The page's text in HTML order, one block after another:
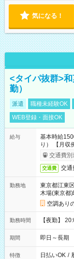
気になる！
<タイパ抜群>
勤）
派遣 職種未経験OK
WEB登録・面接OK
給与
基本時給
り） 【月収
合）交通費別
交通費 交通
勤務地
東京都江東区
木場(東京都)
空調あり
勤務時間 【夜勤】
期間 即日～長期
特徴 日払いOK /